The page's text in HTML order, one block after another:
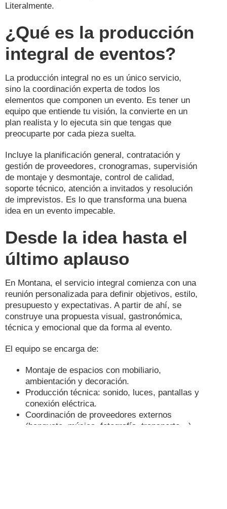
Literalmente.
¿Qué es la producción
integral de eventos?
La producción integral no es un único servicio,
sino la coordinación experta de todos los
elementos que componen un evento. Es tener un
equipo que entiende tu visión, la convierte en un
plan realista y lo ejecuta sin que tengas que
preocuparte por cada pieza suelta.
Incluye la planificación general, contratación y
gestión de proveedores, cronogramas, supervisión
de montaje y desmontaje, control de calidad,
soporte técnico, atención a invitados y resolución
de imprevistos. Es lo que transforma una buena
idea en un evento impecable.
Desde la idea hasta el
último aplauso
En Montana, el servicio integral comienza con una
reunión personalizada para definir objetivos, estilo,
presupuesto y expectativas. A partir de ahí, se
construye una propuesta visual, gastronómica,
técnica y emocional que da forma al evento.
El equipo se encarga de:
Montaje de espacios con mobiliario,
ambientación y decoración.
Producción técnica: sonido, luces, pantallas y
conexión eléctrica.
Coordinación de proveedores externos
(banquete, música, fotografía, transporte…).